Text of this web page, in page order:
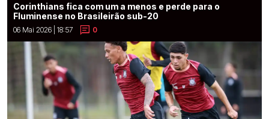
Corinthians fica com um a menos e perde para o
Fluminense no Brasileirão sub-20
06 Mai 2026 | 18:57 0